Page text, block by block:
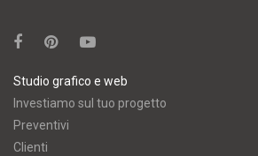
Studio grafico e web
Investiamo sul tuo progetto
Preventivi
Clienti